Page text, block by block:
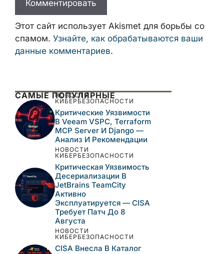
Сайт
Сохранить моё имя, email и адрес сайта
в этом браузере для последующих моих
Этот сайт использует Akismet для борьбы
со спамом.Узнайте, как обрабатываются
ваши данные комментариев.
САМЫЕ ПОПУЛЯРНЫЕ
НОВОСТИ
КИБЕРБЕЗОПАСНОСТИ
Критические
Уязвимости В Veeam
VSPC, Terraform MCP
Server И Django —
Анализ И Рекомендации
НОВОСТИ
КИБЕРБЕЗОПАСНОСТИ